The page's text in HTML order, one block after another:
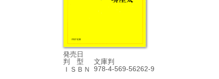
発売日
判 型
文庫判
ＩＳＢＮ
978-4-569-56262-9